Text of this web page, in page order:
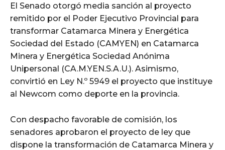
El Senado otorgó media sanción al proyecto
remitido por el Poder Ejecutivo Provincial para
transformar Catamarca Minera y Energética
Sociedad del Estado (CAMYEN) en Catamarca
Minera y Energética Sociedad Anónima
Unipersonal (CA.M.YEN.S.A.U.). Asimismo,
convirtió en Ley N.º 5949 el proyecto que instituye
al Newcom como deporte en la provincia.
Con despacho favorable de comisión, los
senadores aprobaron el proyecto de ley que
dispone la transformación de Catamarca Minera y